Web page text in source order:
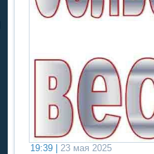
19:39 |
23 мая 2025